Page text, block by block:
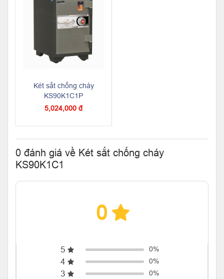
Két sắt chống cháy
KS90K1C1P
5,024,000 đ
0 đánh giá về Két sắt chống cháy
KS90K1C1
0
5 0%
4 0%
3 0%